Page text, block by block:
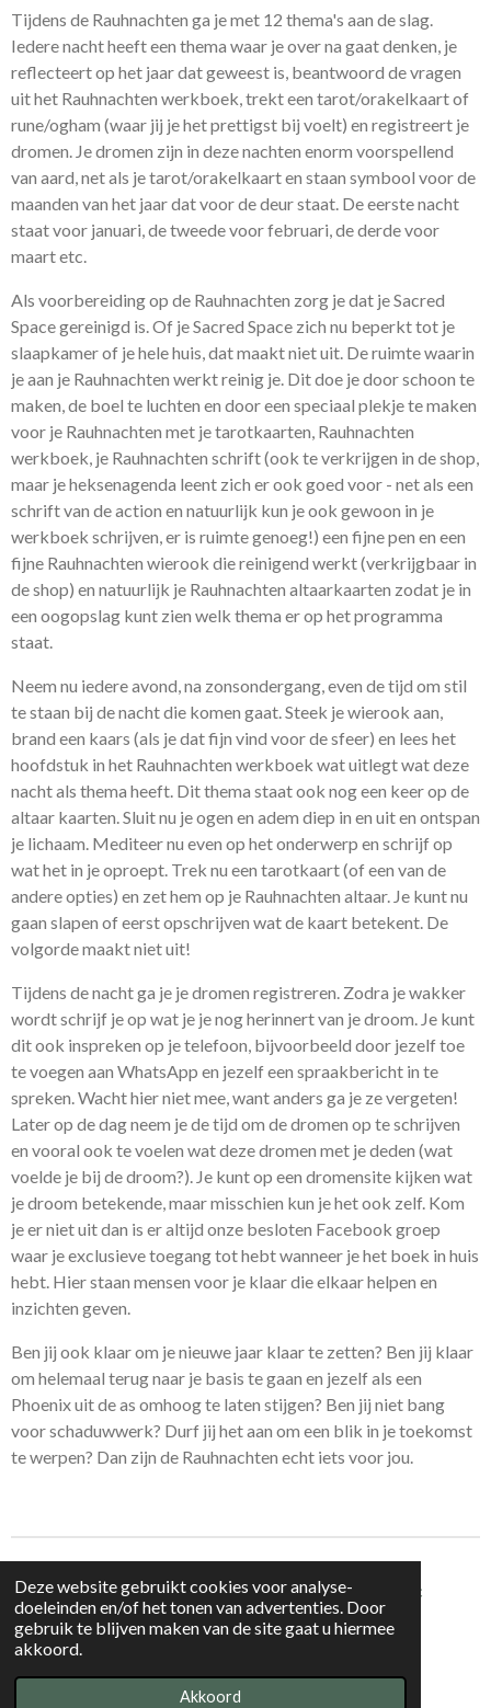
Deze website gebruikt cookies voor analyse-
doeleinden en/of het tonen van advertenties. Door
gebruik te blijven maken van de site gaat u hiermee
akkoord.
Akkoord
Tijdens de Rauhnachten ga je met 12 thema's aan de slag.
Iedere nacht heeft een thema waar je over na gaat denken, je
reflecteert op het jaar dat geweest is, beantwoord de vragen
uit het Rauhnachten werkboek, trekt een tarot/orakelkaart of
rune/ogham (waar jij je het prettigst bij voelt) en registreert je
dromen. Je dromen zijn in deze nachten enorm voorspellend
van aard, net als je tarot/orakelkaart en staan symbool voor de
maanden van het jaar dat voor de deur staat. De eerste nacht
staat voor januari, de tweede voor februari, de derde voor
maart etc.
Als voorbereiding op de Rauhnachten zorg je dat je Sacred
Space gereinigd is. Of je Sacred Space zich nu beperkt tot je
slaapkamer of je hele huis, dat maakt niet uit. De ruimte waarin
je aan je Rauhnachten werkt reinig je. Dit doe je door schoon te
maken, de boel te luchten en door een speciaal plekje te maken
voor je Rauhnachten met je tarotkaarten, Rauhnachten
werkboek, je Rauhnachten schrift (ook te verkrijgen in de shop,
maar je heksenagenda leent zich er ook goed voor - net als een
schrift van de action en natuurlijk kun je ook gewoon in je
werkboek schrijven, er is ruimte genoeg!) een fijne pen en een
fijne Rauhnachten wierook die reinigend werkt (verkrijgbaar in
de shop) en natuurlijk je Rauhnachten altaarkaarten zodat je in
een oogopslag kunt zien welk thema er op het programma
staat.
Neem nu iedere avond, na zonsondergang, even de tijd om stil
te staan bij de nacht die komen gaat. Steek je wierook aan,
brand een kaars (als je dat fijn vind voor de sfeer) en lees het
hoofdstuk in het Rauhnachten werkboek wat uitlegt wat deze
nacht als thema heeft. Dit thema staat ook nog een keer op de
altaar kaarten.Sluit nu je ogen en adem diep in en uit en ontspan
je lichaam. Mediteer nu even op het onderwerp en schrijf op
wat het in je oproept. Trek nu een tarotkaart (of een van de
andere opties) en zet hem op je Rauhnachten altaar. Je kunt nu
gaan slapen of eerst opschrijven wat de kaart betekent. De
volgorde maakt niet uit!
Tijdens de nacht ga je je dromen registreren. Zodra je wakker
wordt schrijf je op wat je je nog herinnert van je droom. Je kunt
dit ook inspreken op je telefoon, bijvoorbeeld door jezelf toe
te voegen aan WhatsApp en jezelf een spraakbericht in te
spreken. Wacht hier niet mee, want anders ga je ze vergeten!
Later op de dag neem je de tijd om de dromen op te schrijven
en vooral ook te voelen wat deze dromen met je deden (wat
voelde je bij de droom?). Je kunt op een dromensite kijken wat
je droom betekende, maar misschien kun je het ook zelf. Kom
je er niet uit dan is er altijd onze besloten Facebook groep
waar je exclusieve toegang tot hebt wanneer je het boek in huis
hebt. Hier staan mensen voor je klaar die elkaar helpen en
inzichten geven.
Ben jij ook klaar om je nieuwe jaar klaar te zetten? Ben jij klaar
om helemaal terug naar je basis te gaan en jezelf als een
Phoenix uit de as omhoog te laten stijgen? Ben jij niet bang
voor schaduwwerk? Durf jij het aan om een blik in je toekomst
te werpen? Dan zijn de Rauhnachten echt iets voor jou.
Magic Witchin is onderdeel van Maria Rainne Art Reljic
Zührich, Zwitserland
CH-020.1.098.985-7